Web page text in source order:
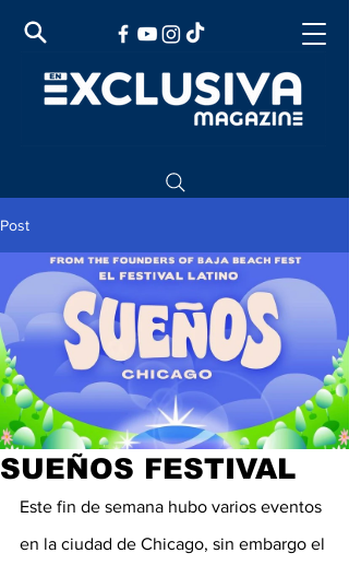
Post
SUEÑOS FESTIVAL
Este fin de semana hubo varios eventos
en la ciudad de Chicago, sin embargo el